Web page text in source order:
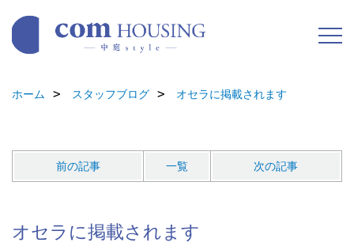
ホーム スタッフブログ オセラに掲載されます
前の記事 一覧 次の記事
オセラに掲載されます